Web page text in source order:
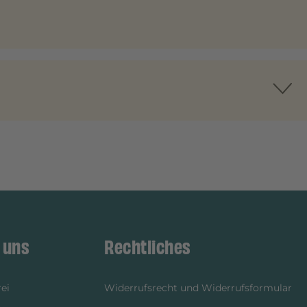
Rechtliches
Widerrufsrecht und Widerrufsformular